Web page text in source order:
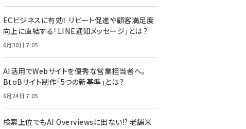
ECビジネスに有効！ リピート促進や顧客満足度
向上に直結する「LINE通知メッセージ」とは？
6月30日 7:05
AI活用でWebサイトを優秀な営業担当者へ。
BtoBサイト制作「5つの新基準」とは？
6月24日 7:05
検索上位でもAI Overviewsに出ない!? 老舗米